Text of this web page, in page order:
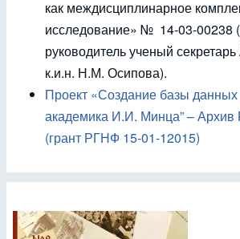
как междисциплинарное
исследование» № 14-03-00238
руководитель ученый
к.и.н. Н.М. Осипова).
Проект «Создание базы
академика И.И. Минца” –
(грант РГНФ 15-01-12015)